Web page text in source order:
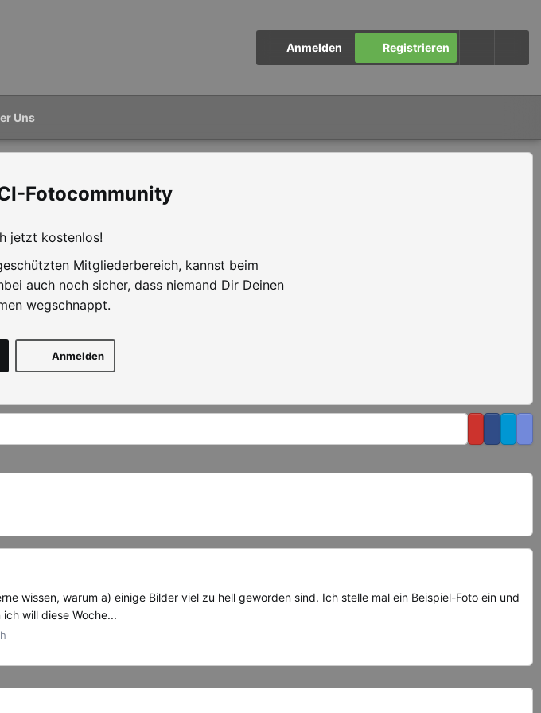
Anmelden Registrieren
Uns
Fotocommunity
jetzt kostenlos!
Mitgliederbereich, kannst beim
auch noch sicher, dass niemand Dir Deinen
wegschnappt.
Anmelden
wissen, warum a) einige Bilder viel zu hell geworden sind. Ich stelle mal ein Beispiel-Foto ein und
will diese Woche...